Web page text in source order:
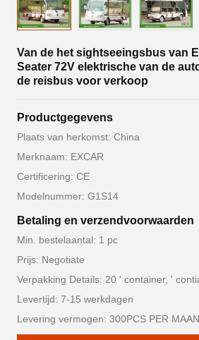
Van de het sightseeingsbus van
Seater 72V elektrische van de
de reisbus voor verkoop
Productgegevens
Plaats van herkomst: China
Merknaam: EXCAR
Certificering: CE
Modelnummer: G1S14
Betaling en verzendvoorwaarden
Min. bestelaantal: 1 pc
Prijs: Negotiate
Verpakking Details: 20 ' container, '
Levertijd: 7-15 werkdagen
Levering vermogen: 300PCS PER